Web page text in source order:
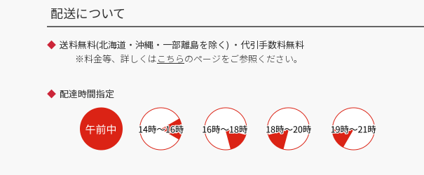
配送について
送料無料(北海道・沖縄・一部離島を除く) ・代引手数料無料
※料金等、詳しくはこちらのページをご参照ください。
配達時間指定